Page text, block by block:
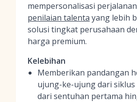
mempersonalisasi
penilaian talenta yang lebih
solusi tingkat perusahaan
harga premium.
Kelebihan
Memberikan pandangan
ujung-ke-ujung dari
dari sentuhan pertama